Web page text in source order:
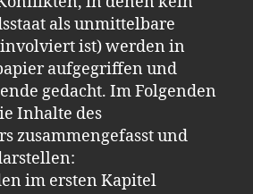
als unmittelbare
ist) werden in
aufgegriffen und
gedacht. Im Folgenden
Inhalte des
zusammengefasst und
im ersten Kapitel